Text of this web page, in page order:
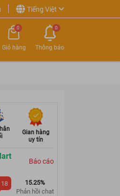
Tiếng Việt
0
Giỏ hàng Thông báo
0
Gian hàng
uy tín
Báo cáo
18
15.25%
Phản hồi chat